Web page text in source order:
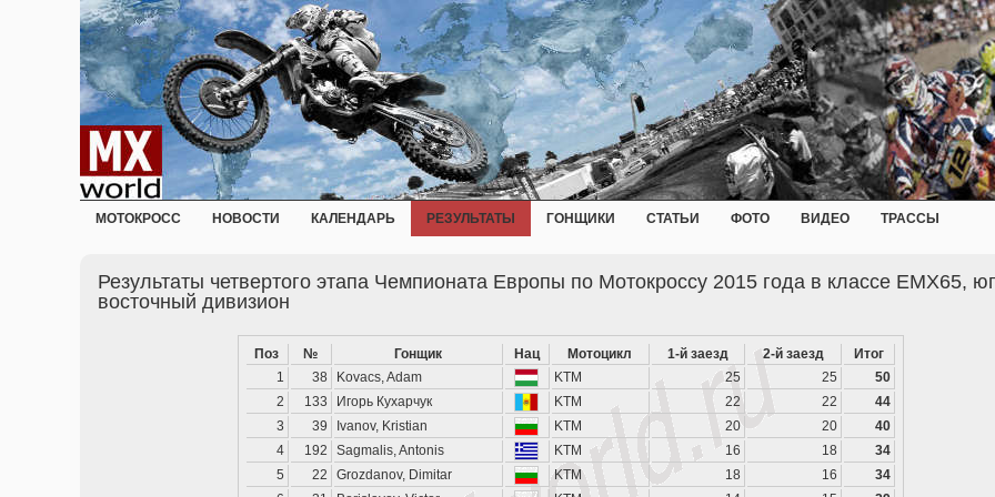
МОТОКРОСС НОВОСТИ КАЛЕНДАРЬ РЕЗУЛЬТАТЫ ГОНЩИКИ СТАТЬИ ФОТО ВИДЕО ТРАССЫ
Результаты четвертого этапа Чемпионата Европы по Мотокроссу 2015 года в классе EMX65,
восточный дивизион
Поз № Гонщик Нац Мотоцикл 1-й заезд 2-й заезд
Итог
1
38 Kovacs, Adam KTM 25 25
50
2
133 Игорь Кухарчук KTM 22 22
44
3
39 Ivanov, Kristian KTM 20 20
40
4
192 Sagmalis, Antonis KTM 16 18
34
5
22 Grozdanov, Dimitar KTM 18 16
34